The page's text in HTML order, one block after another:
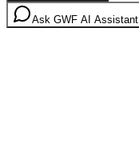
Ask GWF AI Assistant